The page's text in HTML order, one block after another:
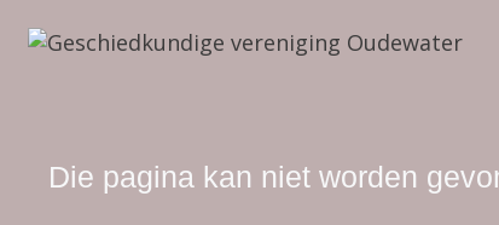
naar
Die pagina kan niet worden